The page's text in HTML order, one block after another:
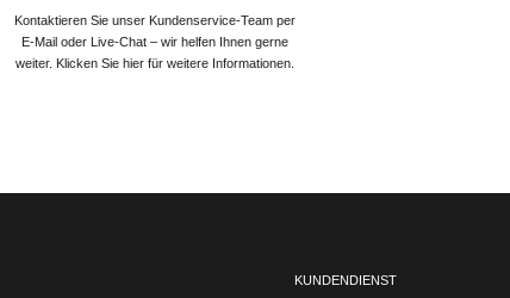
Kontaktieren Sie unser Kundenservice-Team per
E-Mail oder Live-Chat – wir helfen Ihnen gerne
weiter. Klicken Sie hier für weitere Informationen.
KUNDENDIENST